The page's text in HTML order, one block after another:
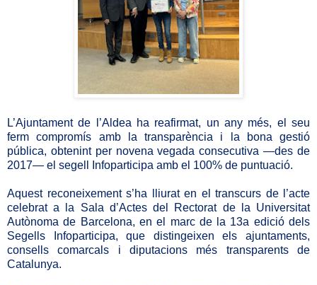
L’Ajuntament de l’Aldea ha reafirmat, un any més, el seu
ferm compromís amb la transparència i la bona gestió
pública, obtenint per novena vegada consecutiva —des de
2017— el segell Infoparticipa amb el 100% de puntuació.
Aquest reconeixement s’ha lliurat en el transcurs de l’acte
celebrat a la Sala d’Actes del Rectorat de la Universitat
Autònoma de Barcelona, en el marc de la 13a edició dels
Segells Infoparticipa, que distingeixen els ajuntaments,
consells comarcals i diputacions més transparents de
Catalunya.